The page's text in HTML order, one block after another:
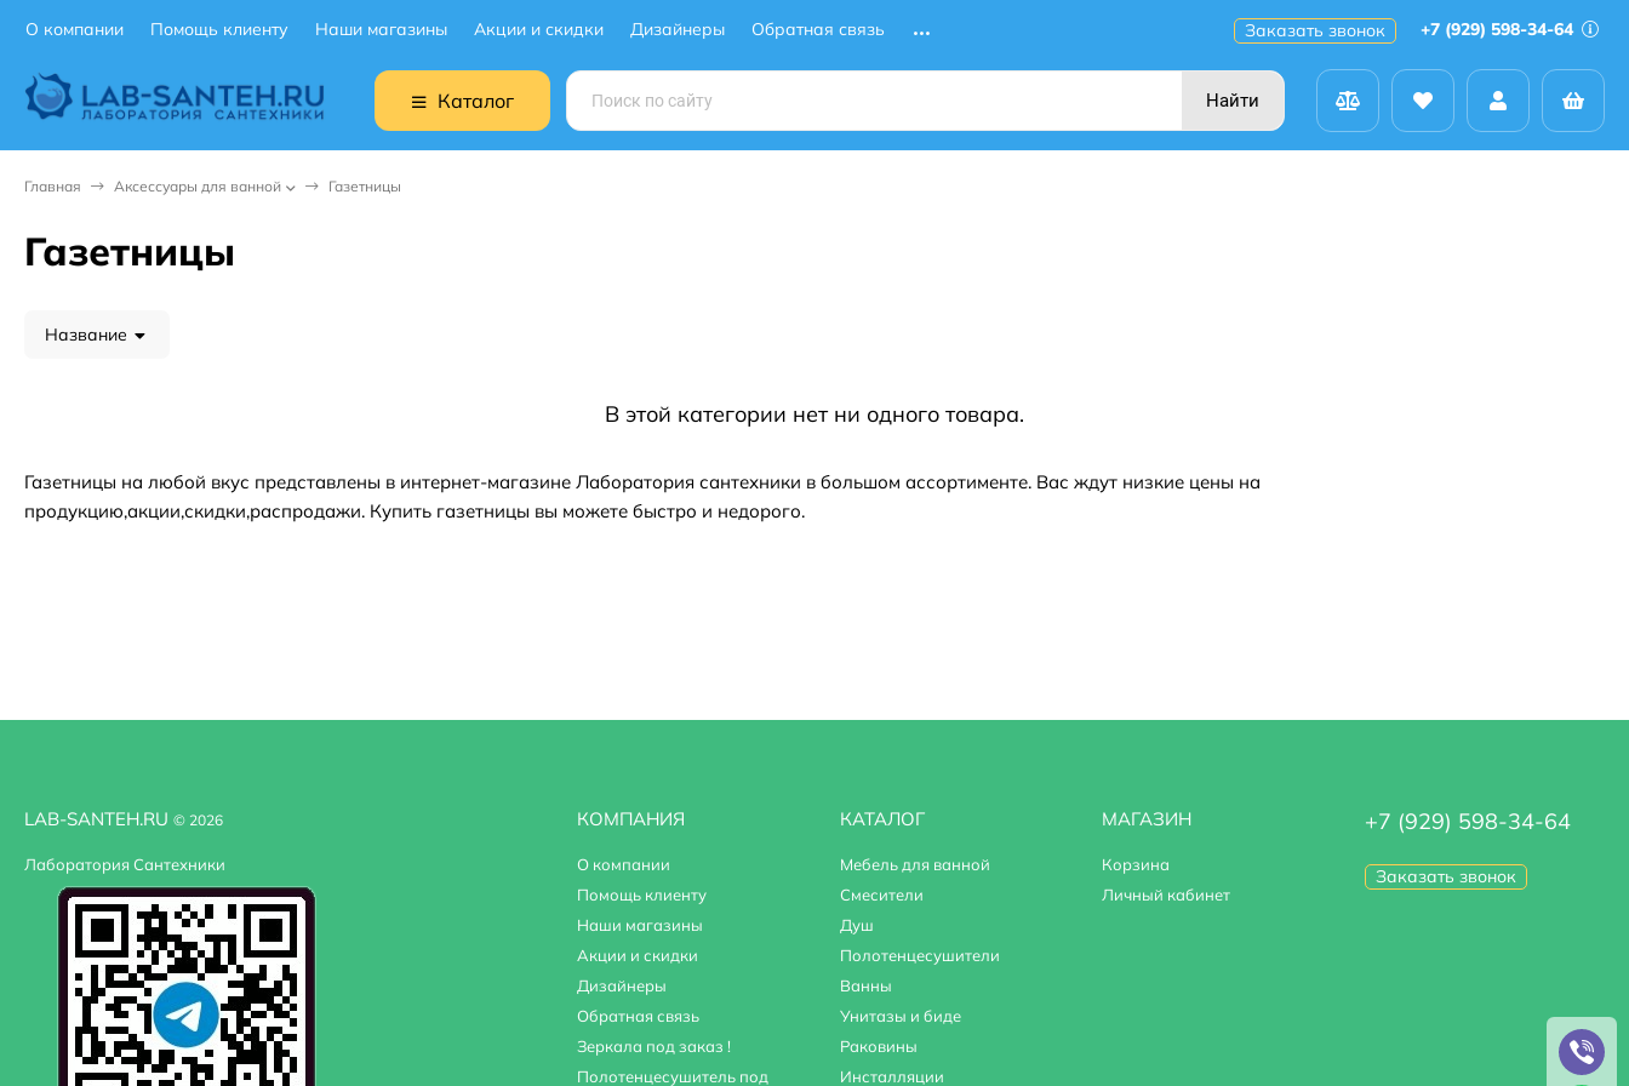
О компании Помощь клиенту Наши магазины Акции и скидки Дизайнеры Обратная связь Заказать звонок +7 (929) 598-34-64
Каталог Найти
Главная Аксессуары для ванной Газетницы
Газетницы
Название
В этой категории нет ни одного товара.
Газетницы на любой вкус представлены в интернет-магазине Лаборатория сантехники в большом ассортименте. Вас ждут низкие цены на
продукцию,акции,скидки,распродажи. Купить газетницы вы можете быстро и недорого.
LAB-SANTEH.RU © 2026
Лаборатория Сантехники
КОМПАНИЯ
О компании
Помощь клиенту
Наши магазины
Акции и скидки
Дизайнеры
Обратная связь
Зеркала под заказ !
Полотенцесушитель под
КАТАЛОГ
Мебель для ванной
Смесители
Душ
Полотенцесушители
Ванны
Унитазы и биде
Раковины
Инсталляции
МАГАЗИН
Корзина
Личный кабинет
+7 (929) 598-34-64
Заказать звонок